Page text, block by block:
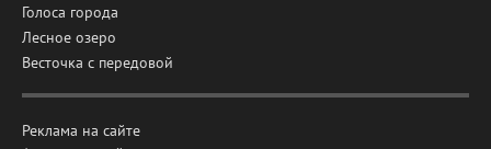
Голоса города
Лесное озеро
Весточка с передовой
Реклама на сайте